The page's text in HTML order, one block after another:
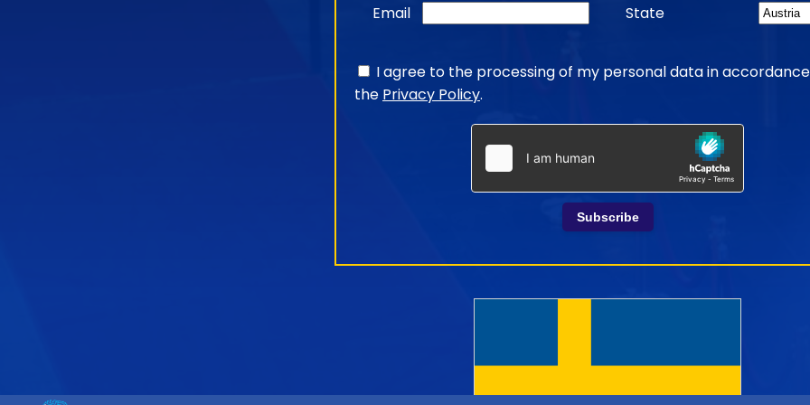
Email State
I agree to the processing of my personal data in
the Privacy Policy.
Subscribe